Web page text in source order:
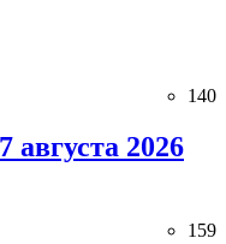
140
августа 2026
159